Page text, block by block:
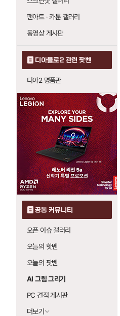
팬아트 · 카툰 갤러리
동영상 게시판
디아블로2 관련 팟벤
디아2 명품관
공통 커뮤니티
오픈 이슈 갤러리
오늘의 핫벤
오늘의 팟벤
AI 그림 그리기
PC 견적 게시판
더보기
떡상한 팔찌옵션 [33]
뚫었다 [9]
억컷ㅋㅋㅋ [64]
이트메어 클리어 TOP10 알려드립니다. [37]
플뜸ㅋㅋ [64]
구라 개발사 신작 [시노비 넥서스] 연내 출시 예정
, 신작 서브컬쳐 게임 [펄 인 블루] 티저 사이트 오픈
만화 | 야간 보초는 너무 힘들어
길찾기/지도 공략 (1 ~ 12장)
트 때는 로비에 온라인 기능이 있는데